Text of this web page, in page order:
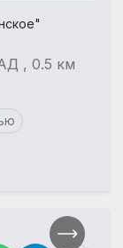
, 0.5 км